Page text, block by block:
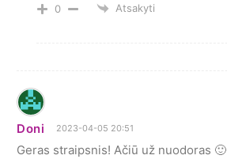
0 Atsakyti
Doni 2023-04-05 20:51
Geras straipsnis! Ačiū už nuodoras 🙂